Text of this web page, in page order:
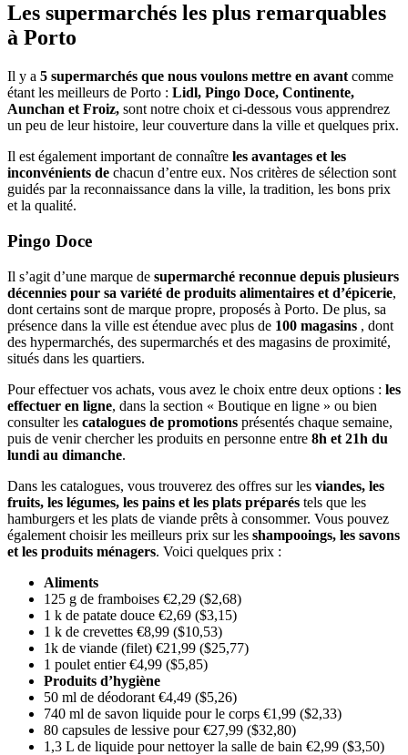
Les supermarchés les plus remarquables
à Porto
Il y a 5 supermarchés que nous voulons mettre en avant comme
étant les meilleurs de Porto : Lidl, Pingo Doce, Continente,
Aunchan et Froiz, sont notre choix et ci-dessous vous apprendrez
un peu de leur histoire, leur couverture dans la ville et quelques prix.
Il est également important de connaître les avantages et les
inconvénients de chacun d’entre eux. Nos critères de sélection sont
guidés par la reconnaissance dans la ville, la tradition, les bons prix
et la qualité.
Pingo Doce
Il s’agit d’une marque de supermarché reconnue depuis plusieurs
décennies pour sa variété de produits alimentaires et d’épicerie,
dont certains sont de marque propre, proposés à Porto. De plus, sa
présence dans la ville est étendue avec plus de 100 magasins , dont
des hypermarchés, des supermarchés et des magasins de proximité,
situés dans les quartiers.
Pour effectuer vos achats, vous avez le choix entre deux options : les
effectuer en ligne, dans la section « Boutique en ligne » ou bien
consulter les catalogues de promotions présentés chaque semaine,
puis de venir chercher les produits en personne entre 8h et 21h du
lundi au dimanche.
Dans les catalogues, vous trouverez des offres sur les viandes, les
fruits, les légumes, les pains et les plats préparés tels que les
hamburgers et les plats de viande prêts à consommer. Vous pouvez
également choisir les meilleurs prix sur les shampooings, les savons
et les produits ménagers. Voici quelques prix :
Aliments
125 g de framboises €2,29 ($2,68)
1 k de patate douce €2,69 ($3,15)
1 k de crevettes €8,99 ($10,53)
1k de viande (filet) €21,99 ($25,77)
1 poulet entier €4,99 ($5,85)
Produits d’hygiène
50 ml de déodorant €4,49 ($5,26)
740 ml de savon liquide pour le corps €1,99 ($2,33)
80 capsules de lessive pour €27,99 ($32,80)
1,3 L de liquide pour nettoyer la salle de bain €2,99 ($3,50)